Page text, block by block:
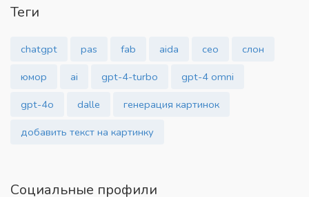
chatgpt pas fab aida сео
юмор
ai gpt-4-turbo
добавить текст на картинку